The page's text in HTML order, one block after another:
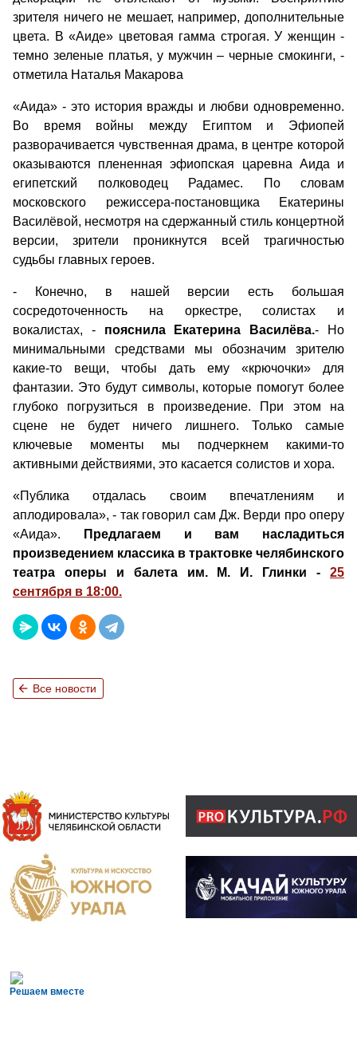
зрителя ничего не мешает, например, дополнительные
цвета. В «Аиде» цветовая гамма строгая. У женщин -
темно зеленые платья, у мужчин – черные смокинги, -
отметила Наталья Макарова
«Аида» - это история вражды и любви одновременно.
Во время войны между Египтом и Эфиопей
разворачивается чувственная драма, в центре которой
оказываются плененная эфиопская царевна Аида и
египетский полководец Радамес. По словам
московского режиссера-постановщика Екатерины
Василёвой, несмотря на сдержанный стиль концертной
версии, зрители проникнутся всей трагичностью
судьбы главных героев.
- Конечно, в нашей версии есть большая
сосредоточенность на оркестре, солистах и
вокалистах, - пояснила Екатерина Василёва.- Но
минимальными средствами мы обозначим зрителю
какие-то вещи, чтобы дать ему «крючочки» для
фантазии. Это будут символы, которые помогут более
глубоко погрузиться в произведение. При этом на
сцене не будет ничего лишнего. Только самые
ключевые моменты мы подчеркнем какими-то
активными действиями, это касается солистов и хора.
«Публика отдалась своим впечатлениям и
аплодировала», - так говорил сам Дж. Верди про оперу
«Аида».
Предлагаем и вам насладиться
произведением классика в трактовке челябинского
театра оперы и балета им. М. И. Глинки - 25
сентября в 18:00.
arrow_back Все новости
Решаем вместе